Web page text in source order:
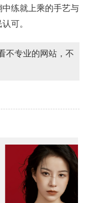
练就上乘的手艺与
可。
不专业的网站，不